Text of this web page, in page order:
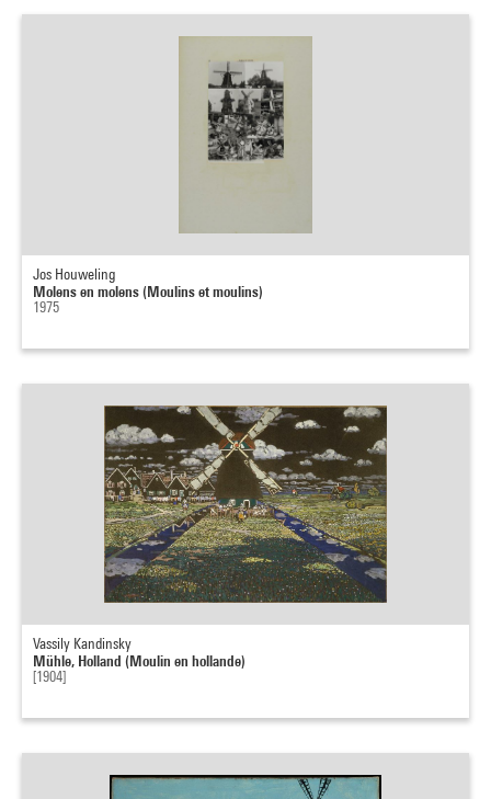
Jos Houweling
Molens en molens (Moulins et moulins)
1975
Vassily Kandinsky
Mühle, Holland (Moulin en hollande)
[1904]